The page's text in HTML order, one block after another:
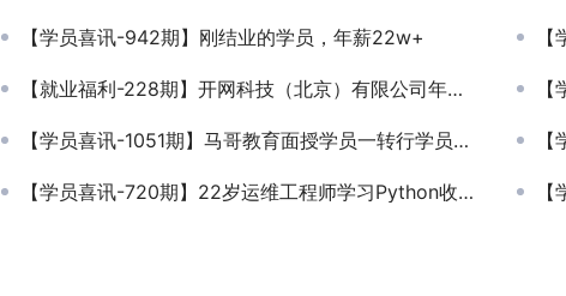
【学员喜讯-942期】刚结业的学员，年薪22w+
【就业福利-228期】开网科技（北京）有限公司年薪15万招聘Python开发工程师
【学员喜讯-1051期】马哥教育面授学员一转行学员成功入职，月薪14k 【
【学员喜讯-720期】22岁运维工程师学习Python收获年薪20万！